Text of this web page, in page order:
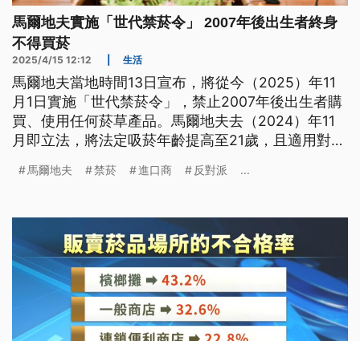
馬爾地夫實施「世代禁菸令」 2007年後出生者終身
不得買菸
2025/4/15 12:12 生活
馬爾地夫當地時間13日宣布，將從今（2025）年11
月1日實施「世代禁菸令」，禁止2007年後出生者購
買、使用任何菸草產品。馬爾地夫去（2024）年11
月即立法，將法定吸菸年齡提高至21歲，且適用對象
馬爾地夫 禁菸 進口商 反對派 ...